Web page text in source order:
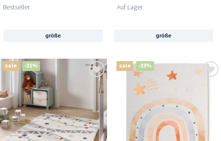
Bestseller
größe
Auf Lager
größe
sale -31% sale -33%